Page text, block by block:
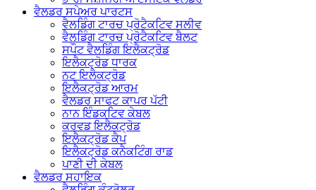
ਵੈਲਡਰ ਸਪੇਅਰ ਪਾਰਟਸ
ਵੈਲਡਿੰਗ ਟਾਰਚ ਪ੍ਰੋਟੈਕਟਿਵ ਸਲੀਵ
ਵੈਲਡਿੰਗ ਟਾਰਚ ਪ੍ਰੋਟੈਕਟਿਵ ਬੈਲਟ
ਸਪੌਟ ਵੈਲਡਿੰਗ ਇਲੈਕਟ੍ਰੋਡ
ਇਲੈਕਟ੍ਰੋਡ ਧਾਰਕ
ਨਟ ਇਲੈਕਟ੍ਰੋਡ
ਇਲੈਕਟ੍ਰੋਡ ਆਰਮ
ਵੈਲਡਰ ਸਾਫਟ ਕਾਪਰ ਪੱਟੀ
ਨਾਨ ਇੰਡਕਟਿਵ ਕੇਬਲ
ਕਰਵਡ ਇਲੈਕਟ੍ਰੋਡ
ਇਲੈਕਟ੍ਰੋਡ ਕੈਪ
ਇਲੈਕਟ੍ਰੋਡ ਕਨੈਕਟਿੰਗ ਰਾਡ
ਪਾਣੀ ਦੀ ਕੇਬਲ
ਵੈਲਡਰ ਸਹਾਇਕ